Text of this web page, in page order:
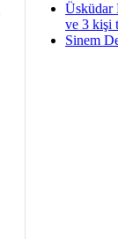
Üsküdar
ve 3 kişi
Sinem